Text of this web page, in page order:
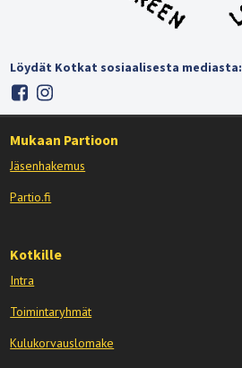
Löydät Kotkat sosiaalisesta mediasta:
Mukaan Partioon
Jäsenhakemus
Partio.fi
Kotkille
Intra
Toimintaryhmät
Kulukorvauslomake